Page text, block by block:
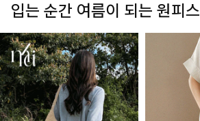
입는 순간 여름이 되는 원피스